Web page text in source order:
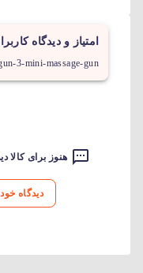
امتیاز و دیدگاه
3-mini-massage-gun
هنوز برای
دیدگاه